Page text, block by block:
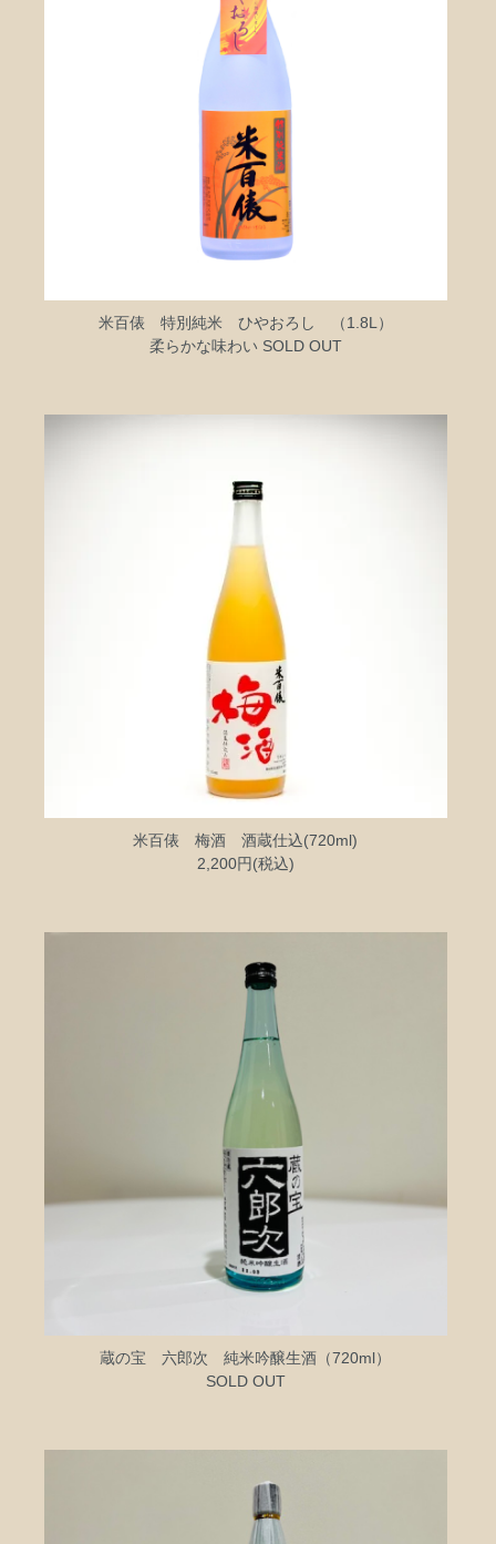
米百俵 特別純米 ひやおろし （1.8L）
柔らかな味わい SOLD OUT
米百俵 梅酒 酒蔵仕込(720ml)
2,200円(税込)
蔵の宝 六郎次 純米吟醸生酒（720ml）
SOLD OUT